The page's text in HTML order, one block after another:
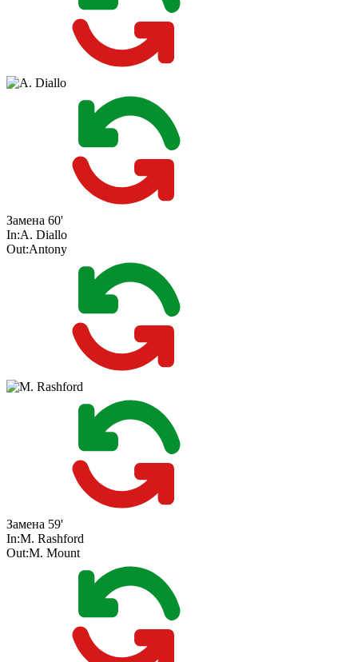
Замена 60'
In:A. Diallo
Out:Antony
Замена 59'
In:M. Rashford
Out:M. Mount